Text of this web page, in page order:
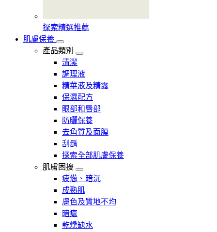
探索精選推薦
肌膚保養
產品類別
清潔
調理液
精華液及精露
保濕配方
眼部和唇部
防曬保養
去角質及面膜
刮鬍
探索全部肌膚保養
肌膚困擾
疲憊、暗沉
成熟肌
膚色及質地不均
暗瘡​
乾燥缺水